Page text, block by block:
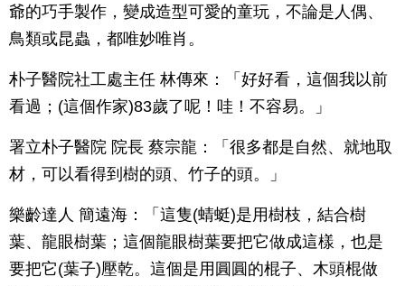
爺的巧手製作，變成造型可愛的童玩，不論是人偶、
鳥類或昆蟲，都唯妙唯肖。
朴子醫院社工處主任 林傳來：「好好看，這個我以前
看過；(這個作家)83歲了呢！哇！不容易。」
署立朴子醫院 院長 蔡宗龍：「很多都是自然、就地取
材，可以看得到樹的頭、竹子的頭。」
樂齡達人 簡遠海：「這隻(蜻蜓)是用樹枝，結合樹
葉、龍眼樹葉；這個龍眼樹葉要把它做成這樣，也是
要把它(葉子)壓乾。這個是用圓圓的棍子、木頭棍做